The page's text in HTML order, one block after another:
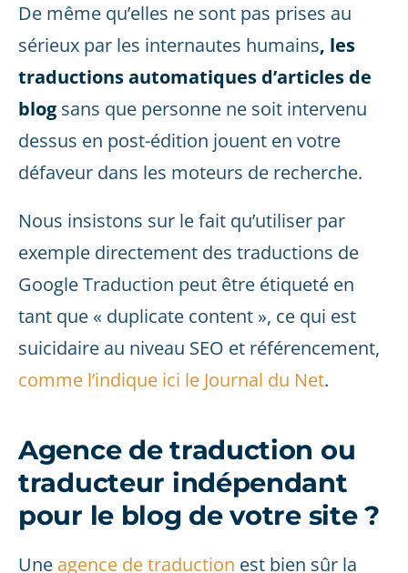
De même qu’elles ne sont pas prises au
sérieux par les internautes humains, les
traductions automatiques d’articles de
blog sans que personne ne soit intervenu
dessus en post-édition jouent en votre
défaveur dans les moteurs de recherche.
Nous insistons sur le fait qu’utiliser par
exemple directement des traductions de
Google Traduction peut être étiqueté en
tant que « duplicate content », ce qui est
suicidaire au niveau SEO et référencement,
comme l’indique ici le Journal du Net.
Agence de traduction ou
traducteur indépendant
pour le blog de votre site ?
Une agence de traduction est bien sûr la